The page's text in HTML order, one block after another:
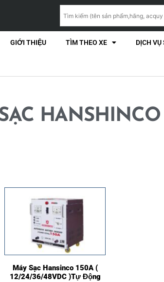
GIỚI THIỆU TÌM THEO XE DỊCH VỤ
HANSHINCO
Máy Sạc Hansinco 150A (
12/24/36/48VDC )Tự Động